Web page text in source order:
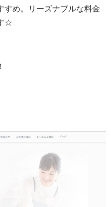
め。
リーズナブルな料金
☆